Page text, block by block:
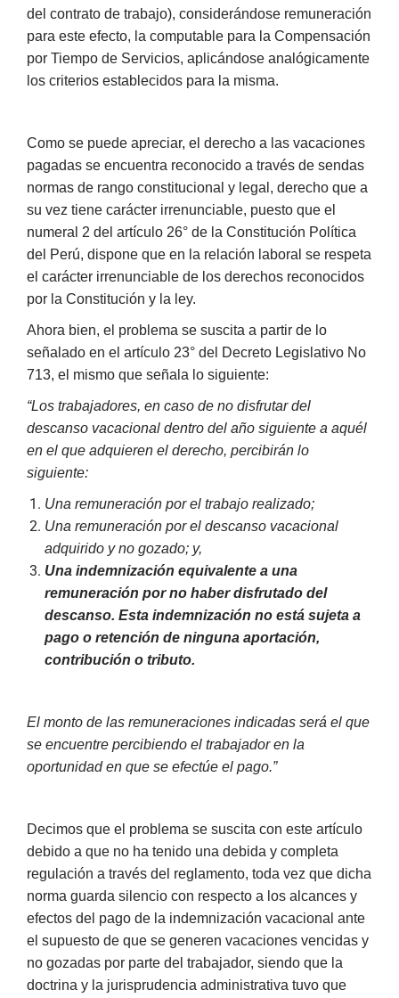
del contrato de trabajo), considerándose remuneración
para este efecto, la computable para la Compensación
por Tiempo de Servicios, aplicándose analógicamente
los criterios establecidos para la misma.
Como se puede apreciar, el derecho a las vacaciones
pagadas se encuentra reconocido a través de sendas
normas de rango constitucional y legal, derecho que a
su vez tiene carácter irrenunciable, puesto que el
numeral 2 del artículo 26° de la Constitución Política
del Perú, dispone que en la relación laboral se respeta
el carácter irrenunciable de los derechos reconocidos
por la Constitución y la ley.
Ahora bien, el problema se suscita a partir de lo
señalado en el artículo 23° del Decreto Legislativo No
713, el mismo que señala lo siguiente:
“Los trabajadores, en caso de no disfrutar del
descanso vacacional dentro del año siguiente a aquél
en el que adquieren el derecho, percibirán lo
siguiente:
Una remuneración por el trabajo realizado;
Una remuneración por el descanso vacacional
adquirido y no gozado; y,
Una indemnización equivalente a una
remuneración por no haber disfrutado del
descanso. Esta indemnización no está sujeta a
pago o retención de ninguna aportación,
contribución o tributo.
El monto de las remuneraciones indicadas será el que
se encuentre percibiendo el trabajador en la
oportunidad en que se efectúe el pago.”
Decimos que el problema se suscita con este artículo
debido a que no ha tenido una debida y completa
regulación a través del reglamento, toda vez que dicha
norma guarda silencio con respecto a los alcances y
efectos del pago de la indemnización vacacional ante
el supuesto de que se generen vacaciones vencidas y
no gozadas por parte del trabajador, siendo que la
doctrina y la jurisprudencia administrativa tuvo que